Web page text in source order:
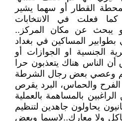
القطار أو سهما يشير
فعلت في الانتخابات
يبحث عن مكان المركز..
بطوابير المساكين في بغداد
الجنسية او الجوازات أو
أن الناس هناك يتعذبون حرا
وعصي بعض رجال الشرطة
والحماس، البرد يقرص
بالمساهمة بالعملية
يحاولون جاهدين لتنظيم
ولا معارك..لاسيما وبعض